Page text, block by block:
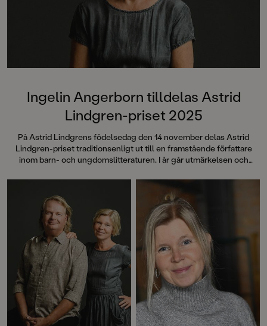
Ingelin Angerborn tilldelas Astrid
Lindgren-priset 2025
På Astrid Lindgrens födelsedag den 14 november delas Astrid
Lindgren-priset traditionsenligt ut till en framstående författare
inom barn- och ungdomslitteraturen. I år går utmärkelsen och